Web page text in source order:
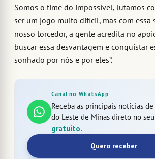
Somos o time do impossível, lutamos
ser um jogo muito difícil, mas com essa
nosso torcedor, a gente acredita no
buscar essa desvantagem e conquistar
sonhado por nós e por eles”.
Canal no WhatsApp
Receba as principais notícias de
do Leste de Minas direto no
gratuito.
Quero receber